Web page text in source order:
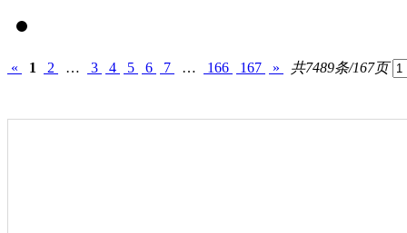
« 1 2 … 3 4 5 6 7 … 166 167 » 共7489条/167页